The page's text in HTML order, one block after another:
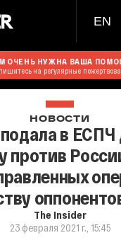
EN
ОЧЕНЬ НУЖНА ВАША
на регулярные
НОВОСТИ
в
против
The Insider
23 февраля 2021 г., 15:45